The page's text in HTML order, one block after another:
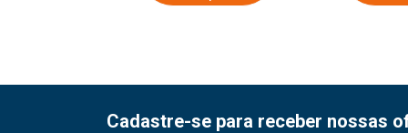
Cadastre-se para receber nossas